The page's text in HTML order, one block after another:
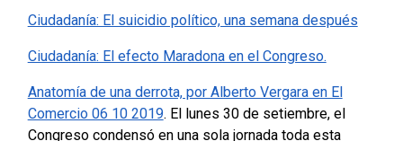
Ciudadanía: El suicidio político, una semana después
Ciudadanía: El efecto Maradona en el Congreso.
Anatomía de una derrota, por Alberto Vergara en El
Comercio 06 10 2019. El lunes 30 de setiembre, el
Congreso condensó en una sola jornada toda esta